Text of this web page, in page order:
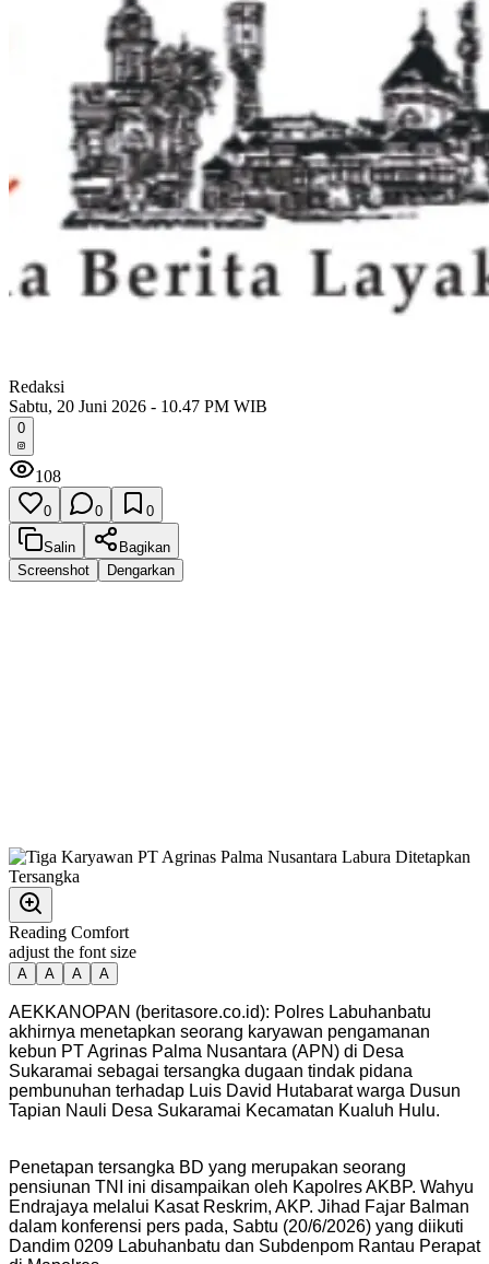
Redaksi
Sabtu, 20 Juni 2026 - 10.47 PM WIB
0
108
0 0 0
Salin
Bagikan
Screenshot
Dengarkan
Reading Comfort
adjust the font size
A A A A
AEKKANOPAN (beritasore.co.id): Polres Labuhanbatu
akhirnya menetapkan seorang karyawan pengamanan
kebun PT Agrinas Palma Nusantara (APN) di Desa
Sukaramai sebagai tersangka dugaan tindak pidana
pembunuhan terhadap Luis David Hutabarat warga Dusun
Tapian Nauli Desa Sukaramai Kecamatan Kualuh Hulu.
Penetapan tersangka BD yang merupakan seorang
pensiunan TNI ini disampaikan oleh Kapolres AKBP. Wahyu
Endrajaya melalui Kasat Reskrim, AKP. Jihad Fajar Balman
dalam konferensi pers pada, Sabtu (20/6/2026) yang diikuti
Dandim 0209 Labuhanbatu dan Subdenpom Rantau Perapat